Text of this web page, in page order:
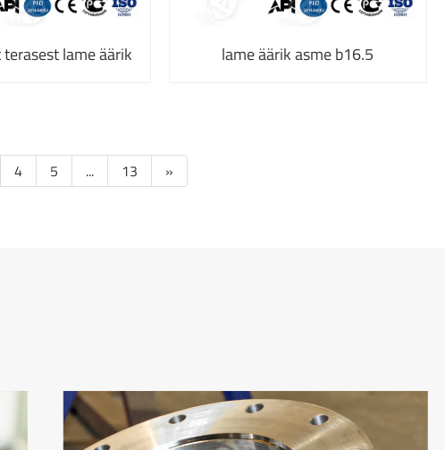
lame äärik lame äärik asme b16.5
4 5 ... 13 »